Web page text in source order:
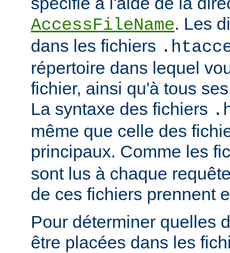
AccessFileName. Les
dans les fichiers
répertoire dans lequel
fichier, ainsi qu'à tous
La syntaxe des fichiers
même que celle des
principaux. Comme les
sont lus à chaque
de ces fichiers prennent
Pour déterminer quelles
être placées dans les